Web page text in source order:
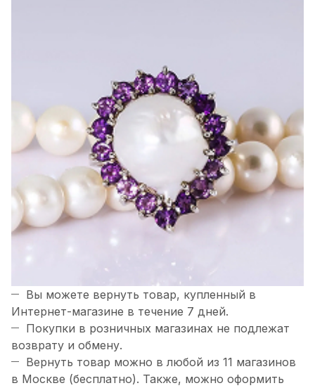
Вы можете вернуть товар, купленный в
Интернет-магазине в течение 7 дней.
Покупки в розничных магазинах не подлежат
возврату и обмену.
Вернуть товар можно в любой из 11 магазинов
в Москве (бесплатно). Также, можно оформить